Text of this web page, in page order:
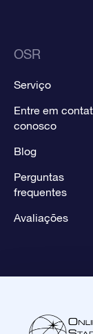
OSR
Serviço
Entre em
conosco
Blog
Perguntas
frequentes
Avaliações